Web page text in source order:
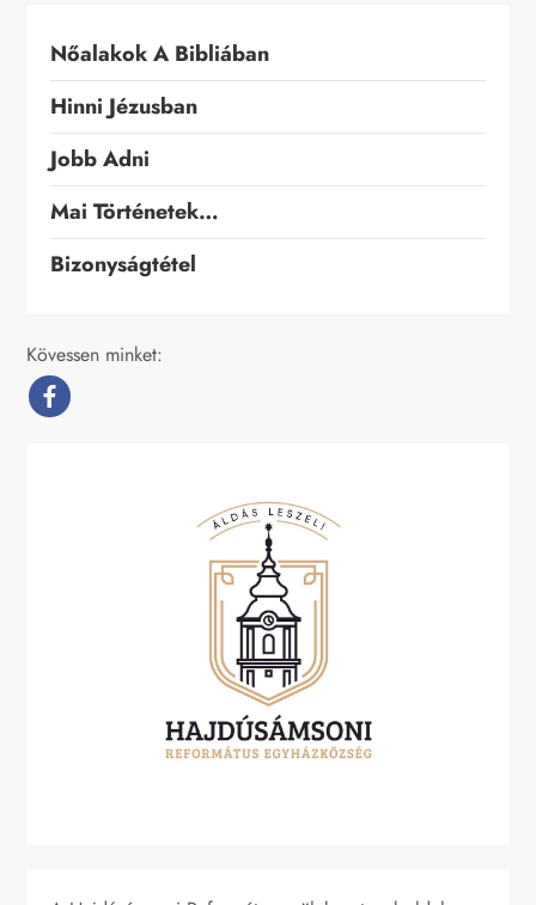
Nőalakok A Bibliában
Hinni Jézusban
Jobb Adni
Mai Történetek…
Bizonyságtétel
Kövessen minket: